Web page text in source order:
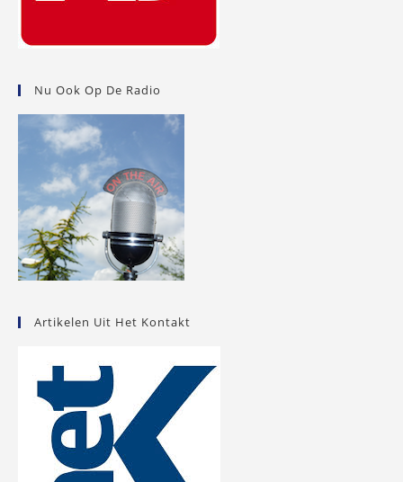
Nu Ook Op De Radio
Artikelen Uit Het Kontakt